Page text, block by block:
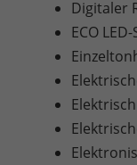
Digitaler
ECO